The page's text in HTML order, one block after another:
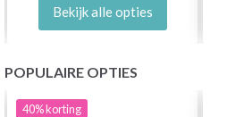
Bekijk alle opties
POPULAIRE OPTIES
40%korting